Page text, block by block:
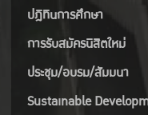
ปฎิทินการศึกษา
การรับสมัครนิสิตใหม่
ประชุม/อบรม/สัมมนา
Sustainable